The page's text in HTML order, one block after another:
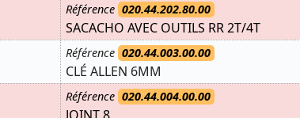
Référence 020.44.202.80.00
SACACHO AVEC OUTILS RR 2T/4T
Référence 020.44.003.00.00
CLÉ ALLEN 6MM
Référence 020.44.004.00.00